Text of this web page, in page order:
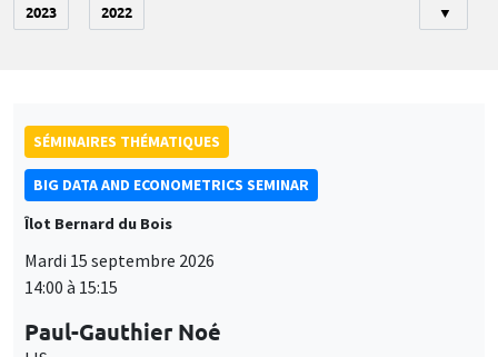
2023 2022 ▼
SÉMINAIRES THÉMATIQUES
BIG DATA AND ECONOMETRICS SEMINAR
Îlot Bernard du Bois
Mardi 15 septembre 2026
14:00 à 15:15
Paul-Gauthier Noé